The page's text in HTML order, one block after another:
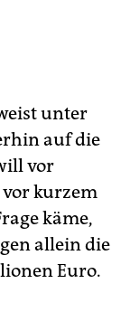
unter
auf die
vor
kurzem
käme,
allein die
Euro.